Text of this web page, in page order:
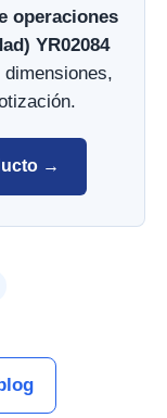
operaciones
YR02084
→